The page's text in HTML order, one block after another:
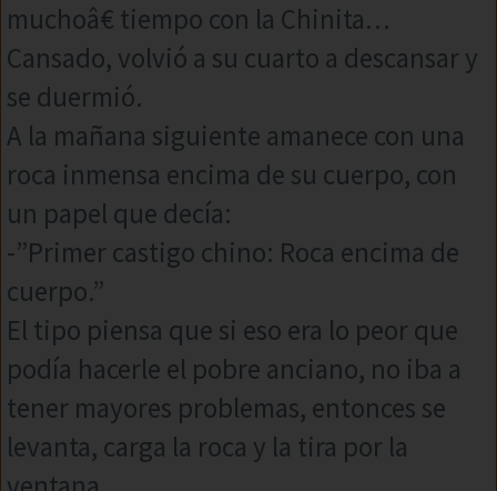
muchoâ€ tiempo con la Chinita…
Cansado, volvió a su cuarto a descansar y
se duermió.
A la mañana siguiente amanece con una
roca inmensa encima de su cuerpo, con
un papel que decía:
-”Primer castigo chino: Roca encima de
cuerpo.”
El tipo piensa que si eso era lo peor que
podía hacerle el pobre anciano, no iba a
tener mayores problemas, entonces se
levanta, carga la roca y la tira por la